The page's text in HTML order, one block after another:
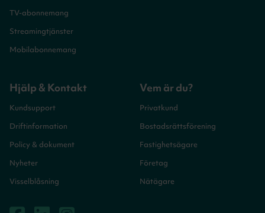
TV-abonnemang
Streamingtjänster
Mobilabonnemang
Hjälp & Kontakt
Kundsupport
Driftinformation
Policy & dokument
Nyheter
Visselblåsning
Vem är du?
Privatkund
Bostadsrättsförening
Fastighetsägare
Företag
Nätägare